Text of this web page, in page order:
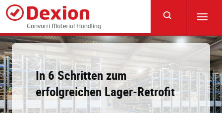
Skip
main
content
In 6 Schritten zum
erfolgreichen Lager-Retrofit